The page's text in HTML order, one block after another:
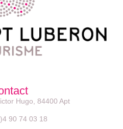
Hugo, 84400 Apt
90 74 03 18